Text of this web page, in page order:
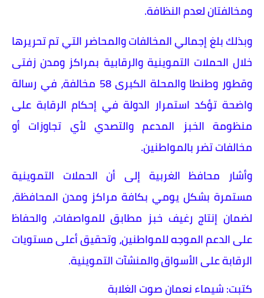
ومخالفتان لعدم النظافة.
وبذلك بلغ إجمالي المخالفات والمحاضر التي تم تحريرها
خلال الحملات التموينية والرقابية بمراكز ومدن زفتى
وقطور وطنطا والمحلة الكبرى 58 مخالفة، في رسالة
واضحة تؤكد استمرار الدولة في إحكام الرقابة على
منظومة الخبز المدعم والتصدي لأي تجاوزات أو
مخالفات تضر بالمواطنين.
وأشار محافظ الغربية إلى أن الحملات التموينية
مستمرة بشكل يومي بكافة مراكز ومدن المحافظة،
لضمان إنتاج رغيف خبز مطابق للمواصفات، والحفاظ
على الدعم الموجه للمواطنين، وتحقيق أعلى مستويات
الرقابة على الأسواق والمنشآت التموينية.
كتبت: شيماء نعمان صوت الغلابة